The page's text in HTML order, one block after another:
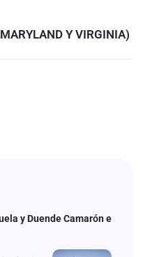
Y VIRGINIA)
y Duende Camarón e